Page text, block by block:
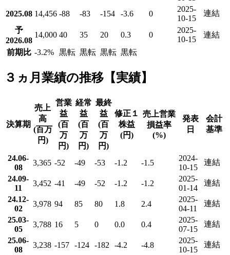
2025.08 14,456 -88 -83 -154 -3.6 0
2025-
10-15
連結
予
2026.08
14,000 40 35 20 0.3 0
2025-
10-15
連結
前期比 -3.2% 黒転 黒転 黒転 黒転
３ヵ月業績の推移【実績】
決算期
売上
高
(百万
円)
営業
益
(百
万
円)
経常
益
(百
万
円)
最終
益
(百
万
円)
修正１
株益
(円)
売上営業
損益率
(%)
発表
日
会計
基準
24.06-
08
3,365 -52 -49 -53 -1.2 -1.5
2024-
10-15
連結
24.09-
11
3,452 -41 -49 -52 -1.2 -1.2
2025-
01-14
連結
24.12-
02
3,978 94 85 80 1.8 2.4
2025-
04-11
連結
25.03-
05
3,788 16 5 0 0.0 0.4
2025-
07-15
連結
25.06-
08
3,238 -157 -124 -182 -4.2 -4.8
2025-
10-15
連結